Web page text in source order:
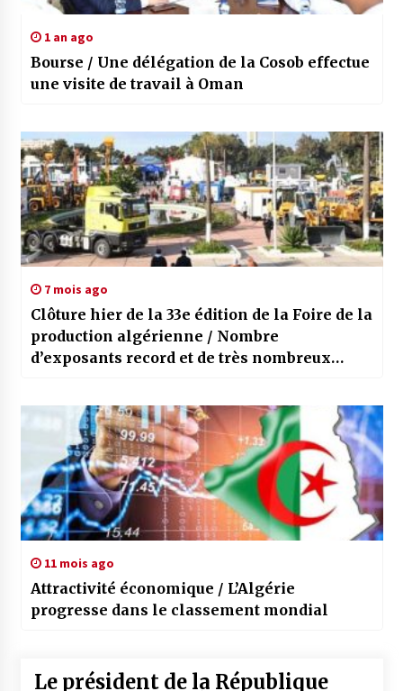
1 an ago
Bourse / Une délégation de la Cosob effectue
une visite de travail à Oman
7 mois ago
Clôture hier de la 33e édition de la Foire de la
production algérienne / Nombre
d’exposants record et de très nombreux
11 mois ago
Attractivité économique / L’Algérie
progresse dans le classement mondial
Le président de la République